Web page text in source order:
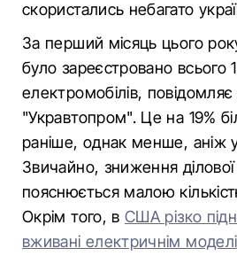
скористались небагато
За перший місяць цього
було зареєстровано всього
електромобілів, повідомляє
"Укравтопром". Це на 19%
раніше, однак менше, аніж у
Звичайно, зниження ділової
пояснюється малою
Окрім того, вСША різко
вживані електричнім моделі